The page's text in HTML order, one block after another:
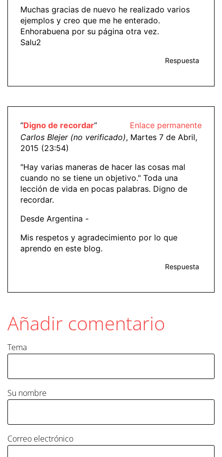
Muchas gracias de nuevo he realizado varios
ejemplos y creo que me he enterado.
Enhorabuena por su página otra vez.
Salu2
Respuesta
Enlace permanente
“Digno de recordar”
Carlos Blejer (no verificado), Martes 7 de Abril,
2015 (23:54)
"Hay varias maneras de hacer las cosas mal
cuando no se tiene un objetivo." Toda una
lección de vida en pocas palabras. Digno de
recordar.
Desde Argentina -
Mis respetos y agradecimiento por lo que
aprendo en este blog.
Respuesta
Añadir comentario
Tema
Su nombre
Correo electrónico